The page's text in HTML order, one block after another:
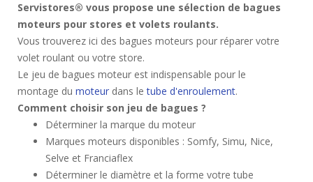
Servistores® vous propose une sélection de bagues
moteurs pour stores et volets roulants.
Vous trouverez ici des bagues moteurs pour réparer votre
volet roulant ou votre store.
Le jeu de bagues moteur est indispensable pour le
montage du moteur dans letube d'enroulement.
Comment choisir son jeu de bagues ?
Déterminer la marque du moteur
Marques moteurs disponibles : Somfy, Simu, Nice,
Selve et Franciaflex
Déterminer le diamètre et la forme votre tube